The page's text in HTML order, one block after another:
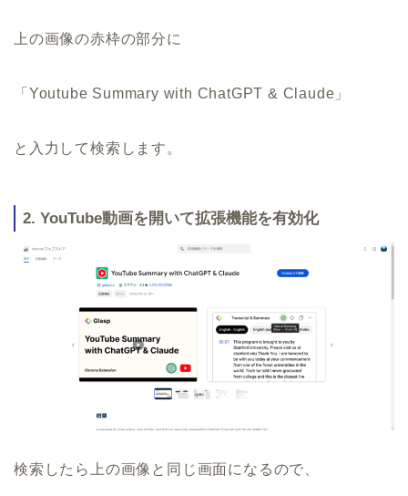
上の画像の赤枠の部分に
「Youtube Summary with ChatGPT & Claude」
と入力して検索します。
2. YouTube動画を開いて拡張機能を有効化
検索したら上の画像と同じ画面になるので、